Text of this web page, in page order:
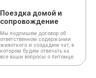
Поездка домой и
сопровождение
Мы подпишем договор об
ответственном содержании
животного и создадим чат, в
котором будем отвечать на
все ваши вопросы о питомце.